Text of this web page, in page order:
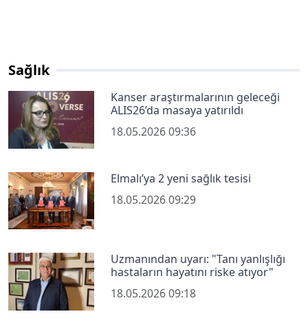
Sağlık
Kanser araştırmalarının geleceği
ALIS26’da masaya yatırıldı
18.05.2026 09:36
Elmalı’ya 2 yeni sağlık tesisi
18.05.2026 09:29
Uzmanından uyarı: "Tanı yanlışlığı
hastaların hayatını riske atıyor"
18.05.2026 09:18